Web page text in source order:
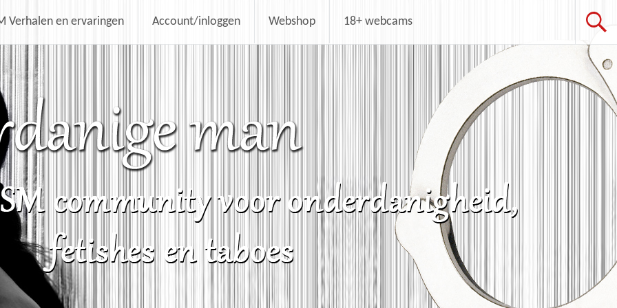
Verhalen en ervaringen Account/inloggen Webshop 18+ webcams